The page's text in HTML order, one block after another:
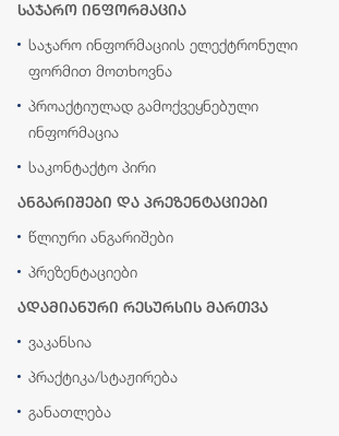
საჯარო ინფორმაცია
საჯარო ინფორმაციის ელექტრონული
ფორმით მოთხოვნა
პროაქტიულად გამოქვეყნებული
ინფორმაცია
საკონტაქტო პირი
ანგარიშები და პრეზენტაციები
წლიური ანგარიშები
პრეზენტაციები
ადამიანური რესურსის მართვა
ვაკანსია
პრაქტიკა/სტაჟირება
განათლება